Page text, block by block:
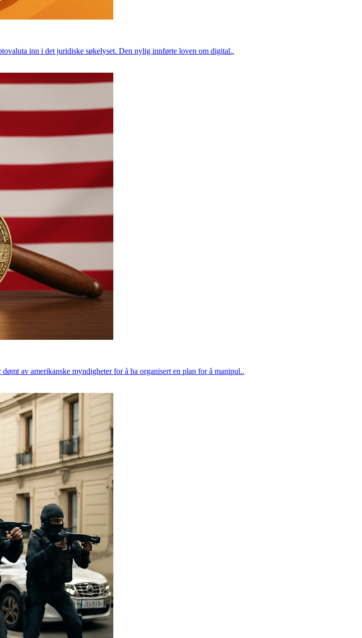
inn i det juridiske søkelyset. Den nylig innførte loven om digital..
av amerikanske myndigheter for å ha organisert en plan for å manipul..